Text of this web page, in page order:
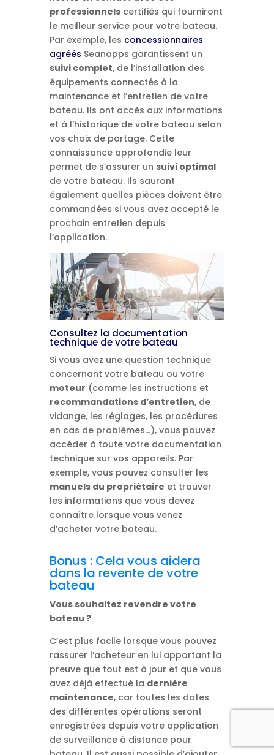
professionnelscertifiés qui fourniront
le meilleur service pour votre bateau.
Par exemple, les concessionnaires
agréés Seanapps garantissent un
suivi complet, de l’installation des
équipements connectés à la
maintenance et l’entretien de votre
bateau. Ils ont accès aux informations
et à l’historique de votre bateau selon
vos choix de partage. Cette
connaissance approfondie leur
permet de s’assurer un suivi optimal
de votre bateau. Ils sauront
également quelles pièces doivent être
commandées si vous avez accepté le
prochain entretien depuis
l’application.
Consultez la documentation
technique de votre bateau
Si vous avez une question technique
concernant votre bateau ou votre
moteur (comme les instructions et
recommandations d’entretien, de
vidange, les réglages, les procédures
en cas de problèmes…), vous pouvez
accéder à toute votre documentation
technique sur vos appareils. Par
exemple, vous pouvez consulter les
manuels du propriétaire et trouver
les informations que vous devez
connaître lorsque vous venez
d’acheter votre bateau.
Bonus : Cela vous aidera
dans la revente de votre
bateau
Vous souhaitez revendre votre
bateau ?
C’est plus facile lorsque vous pouvez
rassurer l’acheteur en lui apportant la
preuve que tout est à jour et que vous
avez déjà effectué la dernière
maintenance, car toutes les dates
des différentes opérations seront
enregistrées depuis votre application
de surveillance à distance pour